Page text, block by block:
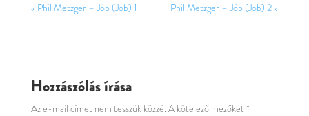
« Phil Metzger – Jób (Job) 1 Phil Metzger – Jób (Job) 2 »
Hozzászólás írása
Az e-mail címet nem tesszük közzé. A kötelező mezőket *